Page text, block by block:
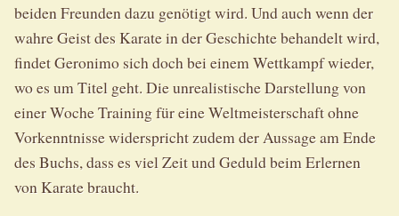
beiden Freunden dazu genötigt wird. Und auch wenn der
wahre Geist des Karate in der Geschichte behandelt wird,
findet Geronimo sich doch bei einem Wettkampf wieder,
wo es um Titel geht. Die unrealistische Darstellung von
einer Woche Training für eine Weltmeisterschaft ohne
Vorkenntnisse widerspricht zudem der Aussage am Ende
des Buchs, dass es viel Zeit und Geduld beim Erlernen
von Karate braucht.